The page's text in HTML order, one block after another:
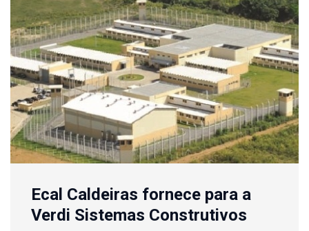
Ecal Caldeiras fornece para a
Verdi Sistemas Construtivos